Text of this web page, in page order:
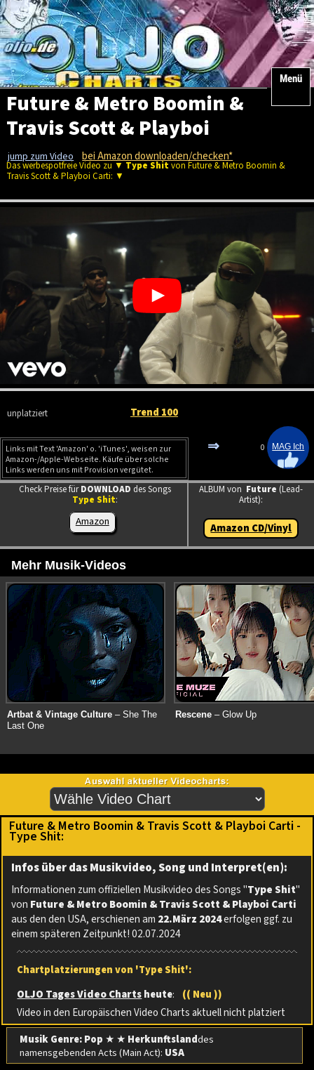
Menü
Future & Metro Boomin &
Travis Scott & Playboi
Carti - Type Shit
jump zum Video bei Amazon downloaden/checken*
Das werbespotfreie Video zu ▼ Type Shit von Future & Metro Boomin &
Travis Scott & Playboi Carti: ▼
unplatziert Trend 100
Links mit Text 'Amazon' o. 'iTunes', weisen zur
Amazon-/Apple-Webseite. Käufe über solche
Links werden uns mit Provision vergütet.
⇒ 0
Check Preise fürDOWNLOAD des Songs
Type Shit:
Amazon
ALBUM von Future (Lead-
Artist):
Amazon CD/Vinyl
Mehr Musik-Videos
Artbat & Vintage Culture – She The
Last One
Rescene – Glow Up
Future & Metro Boomin & Travis Scott & Playboi Carti -
Type Shit:
Infos über das Musikvideo, Song und Interpret(en):
Informationen zum offiziellen Musikvideo des Songs "Type Shit"
von Future & Metro Boomin & Travis Scott & Playboi Carti
aus den den USA, erschienen am 22.März 2024erfolgen ggf. zu
einem späteren Zeitpunkt! 02.07.2024
Chartplatzierungen von 'Type Shit':
OLJO Tages Video Chartsheute:
(( Neu ))
Video in den Europäischen Video Charts aktuell nicht platziert
Musik Genre: Pop ★ ★ Herkunftslanddes
namensgebenden Acts (Main Act): USA